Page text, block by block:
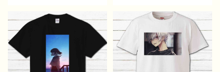
ト 黒髪 ボブヘア ショ
ートカット 風景 綺麗
景色 美しい ノスタルジ
ック メンズ レディース
おしゃれ 個性的 おすす
め 人気 イラストレータ
ト 黒髪 ボブヘア ショ
ートカット 風景 綺麗
景色 美しい ノスタルジ
ック メンズ レディース
おしゃれ 個性的 おすす
め 人気 イラストレータ